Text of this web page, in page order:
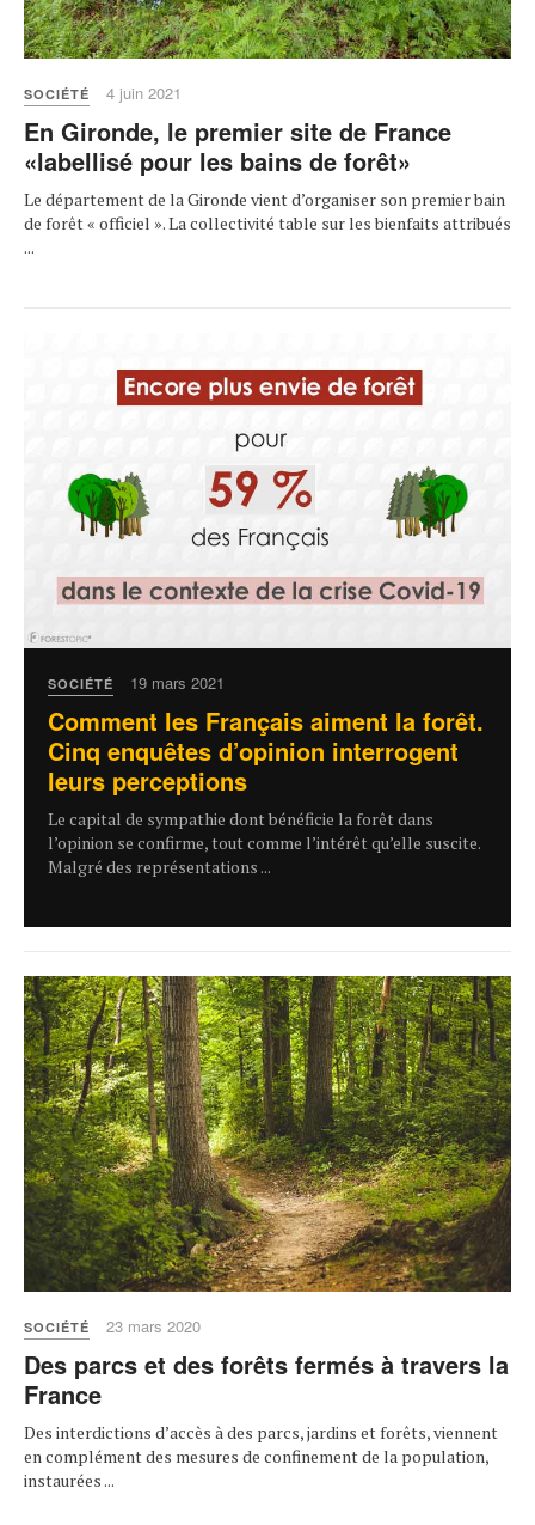
SOCIÉTÉ 4 juin 2021
En Gironde, le premier site de France
«labellisé pour les bains de forêt»
Le département de la Gironde vient d’organiser son premier bain
de forêt « officiel ». La collectivité table sur les bienfaits attribués
...
SOCIÉTÉ 19 mars 2021
Comment les Français aiment la forêt.
Cinq enquêtes d’opinion interrogent
leurs perceptions
Le capital de sympathie dont bénéficie la forêt dans
l’opinion se confirme, tout comme l’intérêt qu’elle suscite.
Malgré des représentations ...
SOCIÉTÉ 23 mars 2020
Des parcs et des forêts fermés à travers la
France
Des interdictions d’accès à des parcs, jardins et forêts, viennent
en complément des mesures de confinement de la population,
instaurées ...